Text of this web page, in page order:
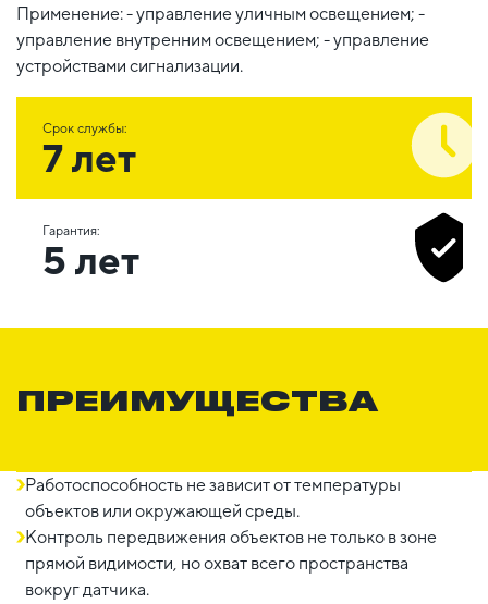
Применение: - управление уличным освещением; -
управление внутренним освещением; - управление
устройствами сигнализации.
Срок службы:
7 лет
Гарантия:
5 лет
ПРЕИМУЩЕСТВА
Работоспособность не зависит от температуры
объектов или окружающей среды.
Контроль передвижения объектов не только в зоне
прямой видимости, но охват всего пространства
вокруг датчика.